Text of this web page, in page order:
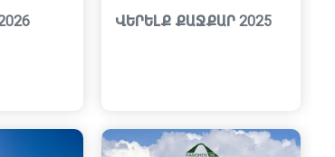
ՎԵՐԵԼՔ ՔԱՋՔԱՐ 2025